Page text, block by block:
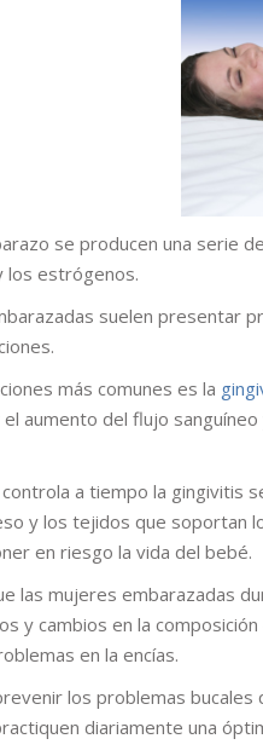
se producen una serie
los estrógenos.
suelen presentar
más comunes es la
aumento del flujo
a tiempo la gingivitis
y los tejidos que soportan
en riesgo la vida del bebé.
las mujeres embarazadas
y cambios en la
en la encías.
los problemas
diariamente una